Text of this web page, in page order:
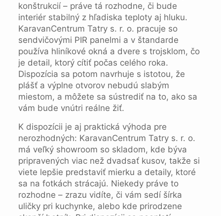
konštrukcií – práve tá rozhodne, či bude
interiér stabilný z hľadiska teploty aj hluku.
KaravanCentrum Tatry s. r. o. pracuje so
sendvičovými PIR panelmi a v štandarde
používa hliníkové okná a dvere s trojsklom, čo
je detail, ktorý cítiť počas celého roka.
Dispozícia sa potom navrhuje s istotou, že
plášť a výplne otvorov nebudú slabým
miestom, a môžete sa sústrediť na to, ako sa
vám bude vnútri reálne žiť.
K dispozícii je aj praktická výhoda pre
nerozhodných: KaravanCentrum Tatry s. r. o.
má veľký showroom so skladom, kde býva
pripravených viac než dvadsať kusov, takže si
viete lepšie predstaviť mierku a detaily, ktoré
sa na fotkách strácajú. Niekedy práve to
rozhodne – zrazu vidíte, či vám sedí šírka
uličky pri kuchynke, alebo kde prirodzene